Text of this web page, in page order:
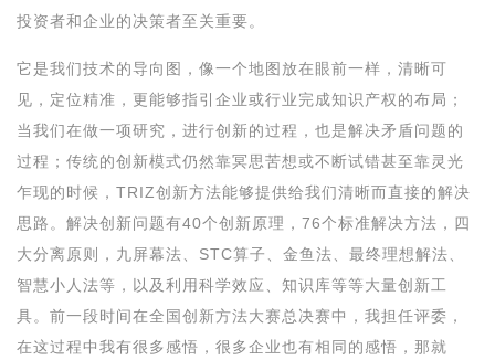
投资者和企业的决策者至关重要。
它是我们技术的导向图，像一个地图放在眼前一样，清晰可
见，定位精准，更能够指引企业或行业完成知识产权的布局；
当我们在做一项研究，进行创新的过程，也是解决矛盾问题的
过程；传统的创新模式仍然靠冥思苦想或不断试错甚至靠灵光
乍现的时候，TRIZ创新方法能够提供给我们清晰而直接的解决
思路。解决创新问题有40个创新原理，76个标准解决方法，四
大分离原则，九屏幕法、STC算子、金鱼法、最终理想解法、
智慧小人法等，以及利用科学效应、知识库等等大量创新工
具。前一段时间在全国创新方法大赛总决赛中，我担任评委，
在这过程中我有很多感悟，很多企业也有相同的感悟，那就